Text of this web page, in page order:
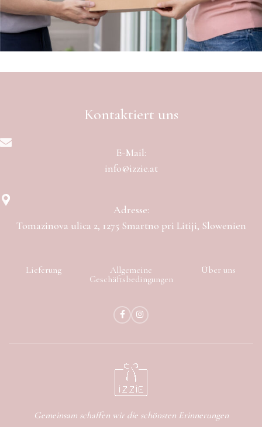
Kontaktiert uns
E-Mail:
info@izzie.at
Adresse:
Tomazinova ulica 2, 1275 Smartno pri Litiji, Slowenien
Lieferung
Allgemeine
Geschäftsbedingungen
Über uns
Gemeinsam schaffen wir die schönsten Erinnerungen